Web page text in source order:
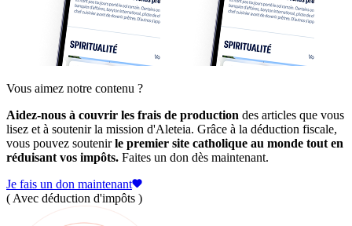
Vous aimez notre contenu ?
Aidez-nous à couvrir les frais de production des articles que vous
lisez et à soutenir la mission d'Aleteia. Grâce à la déduction fiscale,
vous pouvez soutenirle premier site catholique au monde tout en
réduisant vos impôts. Faites un don dès maintenant.
Je fais un don maintenant
( Avec déduction d'impôts )